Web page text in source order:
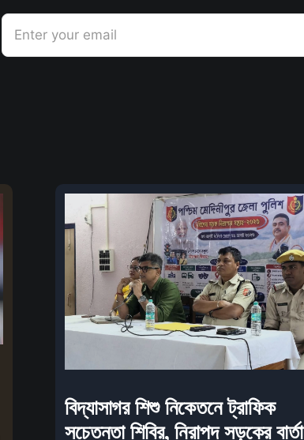
Enter your email
বিদ্যাসাগর শিশু নিকেতনে ট্রাফিক
সচেতনতা শিবির, নিরাপদ সড়কের বার্তা